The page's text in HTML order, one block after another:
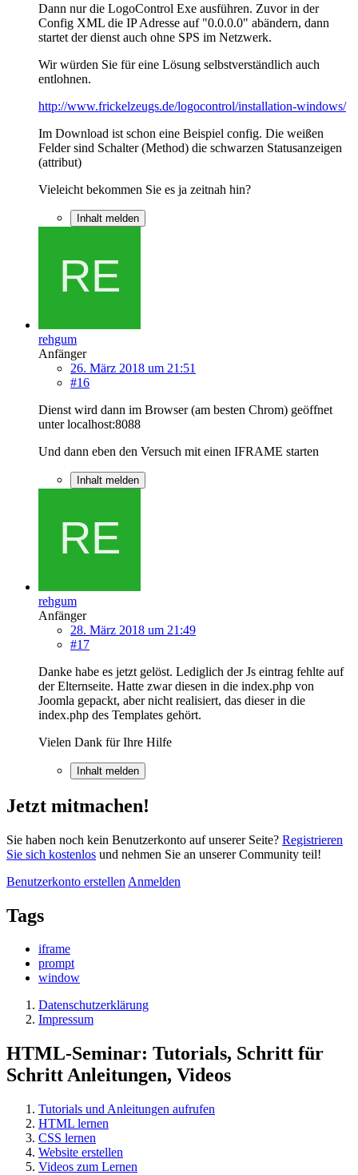
Dann nur die LogoControl Exe ausführen. Zuvor in der
Config XML die IP Adresse auf "0.0.0.0" abändern, dann
startet der dienst auch ohne SPS im Netzwerk.
Wir würden Sie für eine Lösung selbstverständlich auch
entlohnen.
http://www.frickelzeugs.de/logocontrol/installation-windows/
Im Download ist schon eine Beispiel config. Die weißen
Felder sind Schalter (Method) die schwarzen Statusanzeigen
(attribut)
Vieleicht bekommen Sie es ja zeitnah hin?
Inhalt melden
rehgum
Anfänger
26. März 2018 um 21:51
#16
Dienst wird dann im Browser (am besten Chrom) geöffnet
unter localhost:8088
Und dann eben den Versuch mit einen IFRAME starten
Inhalt melden
rehgum
Anfänger
28. März 2018 um 21:49
#17
Danke habe es jetzt gelöst. Lediglich der Js eintrag fehlte auf
der Elternseite. Hatte zwar diesen in die index.php von
Joomla gepackt, aber nicht realisiert, das dieser in die
index.php des Templates gehört.
Vielen Dank für Ihre Hilfe
Inhalt melden
Jetzt mitmachen!
Sie haben noch kein Benutzerkonto auf unserer Seite? Registrieren
Sie sich kostenlos und nehmen Sie an unserer Community teil!
Benutzerkonto erstellen Anmelden
Tags
iframe
prompt
window
Datenschutzerklärung
Impressum
HTML-Seminar: Tutorials, Schritt für
Schritt Anleitungen, Videos
Tutorials und Anleitungen aufrufen
HTML lernen
CSS lernen
Website erstellen
Videos zum Lernen